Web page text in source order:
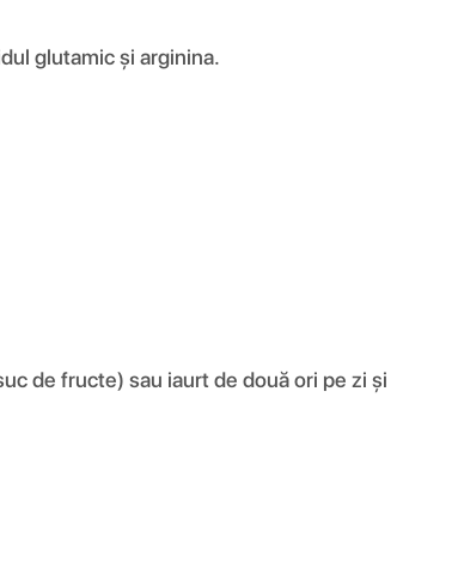
glutamic și arginina.
de fructe) sau iaurt de două ori pe zi și